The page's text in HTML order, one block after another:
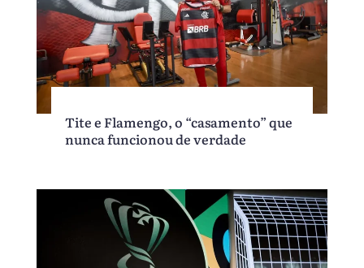
Tite e Flamengo, o “casamento” que
nunca funcionou de verdade